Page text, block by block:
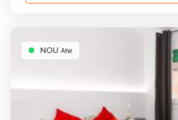
NOU Ahir